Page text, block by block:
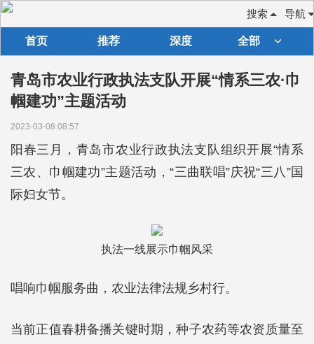
导航
搜索
首页 推荐 深度 全部
青岛市农业行政执法支队开展“情系三农·巾
帼建功”主题活动
2023-03-08 08:57
阳春三月，青岛市农业行政执法支队组织开展“情系
三农、巾帼建功”主题活动，“三曲联唱”庆祝“三八”国
际妇女节。
执法一线展示巾帼风采
唱响巾帼服务曲，农业法律法规乡村行。
当前正值春耕备播关键时期，种子农药等农资质量至